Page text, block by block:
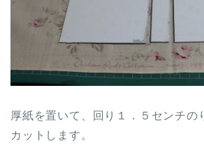
厚紙を置いて、回り１．５センチの
カットします。